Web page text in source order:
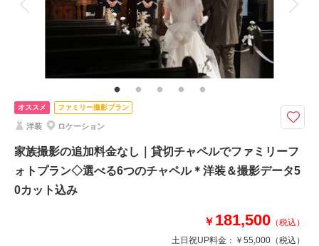
家族と撮影 家族用衣装レンタル ペットと撮影
その他含むもの
ヘアメイク撮影同行（移動費が発生する場合は実費となりますので予めご了
インスタグラムフォロワー70万人超え！話題のKIYOKOHATAドレスが選べ
る♪360度美しいドレスでフォトウエディング
ットデータ（データ修正有り）付きのお得なプランです。
※土日祝、ナイト撮影、撮影場所により別途追加料金が発生いたします。※
移動タクシー代、会場使用料が発生する場合は実費となります。
撮影日の空き
を確認する
オススメ ファミリー撮影プラン
洋装 ロケーション
家族撮影の追加料金なし｜貸切チャペルでファミリーフ
ォトプラン◇選べる6つのチャペル＊洋装＆撮影データ5
0カット込み
￥ 181,500 （税込）
土日祝UP料金： ￥55,000 （税込）